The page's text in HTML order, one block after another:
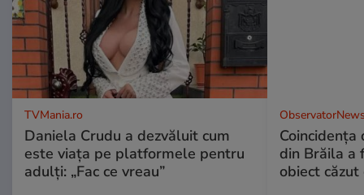
TVMania.ro
Daniela Crudu a dezvăluit cum
este viața pe platformele pentru
adulți: „Fac ce vreau”
Coincidența
din Brăila a
obiect căzut